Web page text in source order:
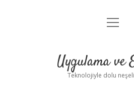
Anasayfa
Yasal Uyarı
menüyü
Uygulama ve
Teknolojiyle dolu